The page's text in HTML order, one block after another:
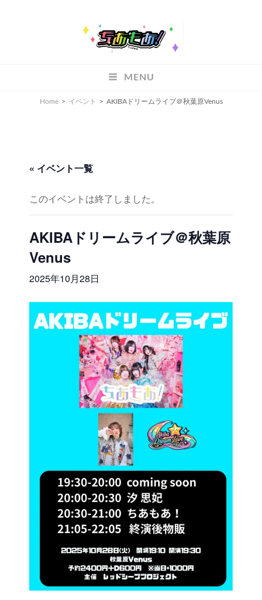
MENU
Home > イベント > AKIBAドリームライブ＠秋葉原Venus
« イベント一覧
このイベントは終了しました。
AKIBAドリームライブ＠秋葉原
Venus
2025年10月28日